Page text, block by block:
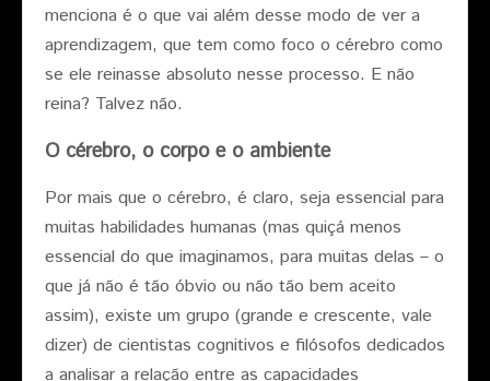
menciona é o que vai além desse modo de ver a
aprendizagem, que tem como foco o cérebro como
se ele reinasse absoluto nesse processo. E não
reina? Talvez não.
O cérebro, o corpo e o ambiente
Por mais que o cérebro, é claro, seja essencial para
muitas habilidades humanas (mas quiçá menos
essencial do que imaginamos, para muitas delas – o
que já não é tão óbvio ou não tão bem aceito
assim), existe um grupo (grande e crescente, vale
dizer) de cientistas cognitivos e filósofos dedicados
a analisar a relação entre as capacidades